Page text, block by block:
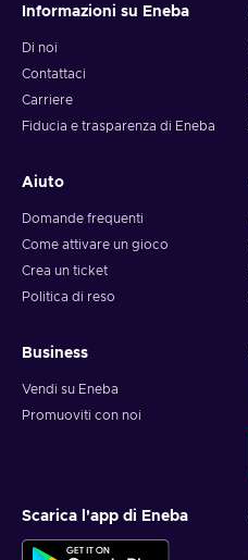
Informazioni su Eneba
Di noi
Contattaci
Carriere
Fiducia e trasparenza di Eneba
Aiuto
Domande frequenti
Come attivare un gioco
Crea un ticket
Politica di reso
Business
Vendi su Eneba
Promuoviti con noi
Scarica l'app di Eneba